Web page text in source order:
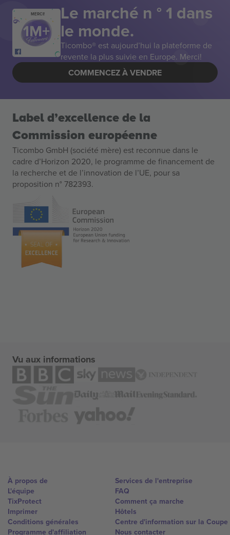
MERCI! Le marché n ° 1 dans
le monde.
Ticombo® est aujourd’hui la plateforme de
revente la plus suivie en Europe. Merci!
COMMENCEZ À VENDRE
Label d’excellence de la
Commission européenne
Ticombo GmbH (société mère) est reconnue dans le
cadre d’Horizon 2020, le programme de financement de
la recherche et de l’innovation de l’UE, pour sa
proposition n° 782393.
Vu aux informations
À propos de
L'équipe
TixProtect
Imprimer
Conditions générales
Programme d'affiliation
Services de l'entreprise
FAQ
Comment ça marche
Hôtels
Centre d'information sur la Coupe
Nous contacter